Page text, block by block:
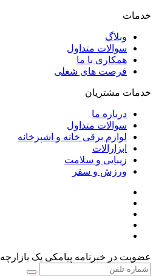
خدمات
وبلاگ
سوالات متداول
همکاری با ما
فرصت های شغلی
خدمات مشتریان
درباره ما
سوالات متداول
لوازم برقی خانه و اشپزخانه
ابزارالات
زیبایی و سلامت
ورزش و سفر
عضویت در خبرنامه پیامکی یک بازارچه